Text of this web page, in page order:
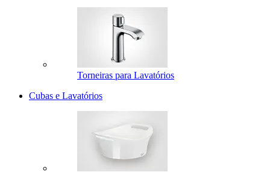
Torneiras para Lavatórios
Cubas e Lavatórios